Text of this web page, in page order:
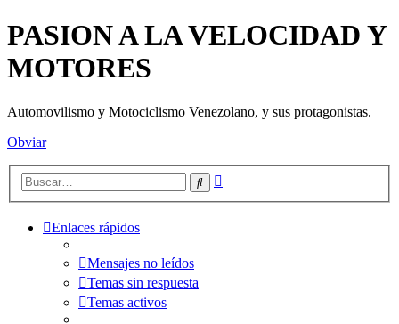
PASION A LA VELOCIDAD Y
MOTORES
Automovilismo y Motociclismo Venezolano, y sus protagonistas.
Obviar
Buscar
Enlaces rápidos
Mensajes no leídos
Temas sin respuesta
Temas activos